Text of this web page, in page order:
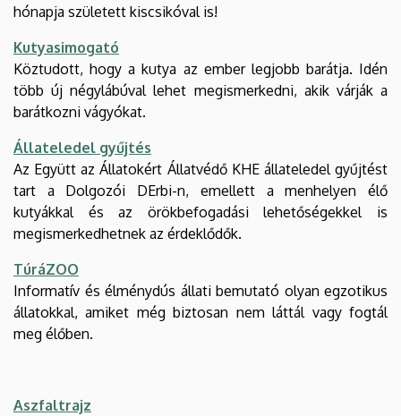
hónapja született kiscsikóval is!
Kutyasimogató
Köztudott, hogy a kutya az ember legjobb barátja. Idén
több új négylábúval lehet megismerkedni, akik várják a
barátkozni vágyókat.
Állateledel gyűjtés
Az Együtt az Állatokért Állatvédő KHE állateledel gyűjtést
tart a Dolgozói DErbi-n, emellett a menhelyen élő
kutyákkal és az örökbefogadási lehetőségekkel is
megismerkedhetnek az érdeklődők.
TúráZOO
Informatív és élménydús állati bemutató olyan egzotikus
állatokkal, amiket még biztosan nem láttál vagy fogtál
meg élőben.
Aszfaltrajz